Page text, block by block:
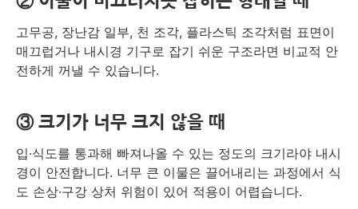
고무공, 장난감 일부, 천 조각, 플라스틱 조각처럼 표면이
매끄럽거나 내시경 기구로 잡기 쉬운 구조라면 비교적 안
전하게 꺼낼 수 있습니다.
③ 크기가 너무 크지 않을 때
입·식도를 통과해 빠져나올 수 있는 정도의 크기라야 내시
경이 안전합니다. 너무 큰 이물은 끌어내리는 과정에서 식
도 손상·구강 상처 위험이 있어 적용이 어렵습니다.